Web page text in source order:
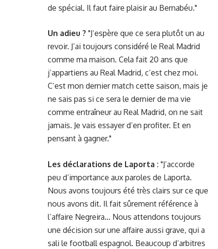
de spécial. Il faut faire plaisir au Bernabéu."
Un adieu ? "J’espère que ce sera plutôt un au
revoir. J’ai toujours considéré le Real Madrid
comme ma maison. Cela fait 20 ans que
j’appartiens au Real Madrid, c’est chez moi.
C’est mon dernier match cette saison, mais je
ne sais pas si ce sera le dernier de ma vie
comme entraîneur au Real Madrid, on ne sait
jamais. Je vais essayer d’en profiter. Et en
pensant à gagner."
Les déclarations de Laporta : "J’accorde
peu d’importance aux paroles de Laporta.
Nous avons toujours été très clairs sur ce que
nous avons dit. Il fait sûrement référence à
l’affaire Negreira… Nous attendons toujours
une décision sur une affaire aussi grave, qui a
sali le football espagnol. Beaucoup d’arbitres